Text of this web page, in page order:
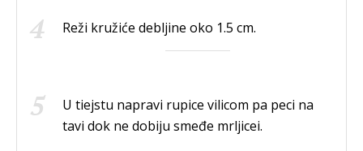
Reži kružiće debljine oko 1.5 cm.
U tiejstu napravi rupice vilicom pa peci na
tavi dok ne dobiju smeđe mrljicei.